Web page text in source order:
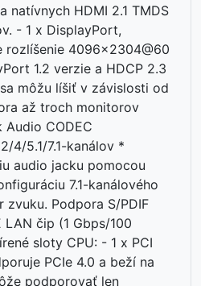
natívnych HDMI 2.1 TMDS
- 1 x DisplayPort,
rozlíšenie 4096x2304@60
1.2 verzie a HDCP 2.3
môžu líšiť v závislosti od
až troch monitorov
Audio CODEC
4/5.1/7.1-kanálov *
audio jacku pomocou
7.1-kanálového
Podpora S/PDIF
LAN čip (1 Gbps/100
sloty CPU: - 1 x PCI
PCIe 4.0 a beží na
podporovať len